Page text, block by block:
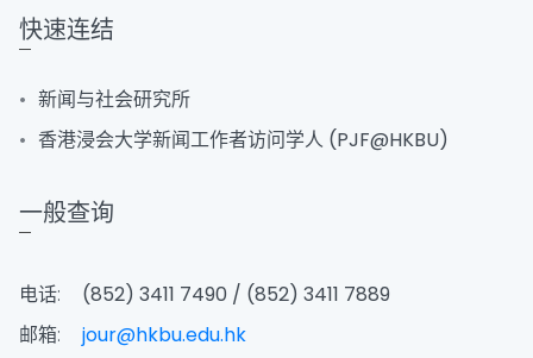
快速连结
新闻与社会研究所
香港浸会大学新闻工作者访问学人 (PJF@HKBU)
一般查询
电话:
(852) 3411 7490 / (852) 3411 7889
邮箱:
jour@hkbu.edu.hk